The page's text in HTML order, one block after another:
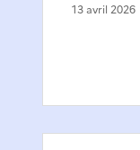
13 avril 2026